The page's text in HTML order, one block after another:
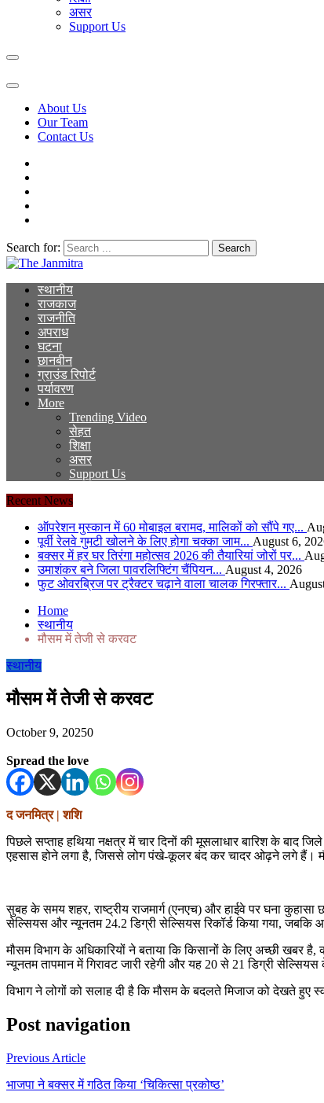
असर
Support Us
About Us
Our Team
Contact Us
Search for:
The Janmitra
The Janmitra
स्थानीय
राजकाज
राजनीति
अपराध
घटना
छानबीन
ग्राउंड रिपोर्ट
पर्यावरण
More
Trending Video
सेहत
शिक्षा
असर
Support Us
Recent News
ऑपरेशन मुस्कान में 60 मोबाइल बरामद, मालिकों को सौंपे गए...
पूर्वी रेलवे गुमटी खोलने के लिए होगा चक्का जाम... August 6,
बक्सर में हर घर तिरंगा महोत्सव 2026 की तैयारियां जोरों पर...
उमाशंकर बने जिला पावरलिफ्टिंग चैंपियन... August 4, 2026
फुट ओवरब्रिज पर ट्रैक्टर चढ़ाने वाला चालक गिरफ्तार...
Home
स्थानीय
मौसम में तेजी से करवट
स्थानीय
मौसम में तेजी से करवट
October 9, 20250
Spread the love
द जनमित्र | शशि
पिछले सप्ताह हथिया नक्षत्र में चार दिनों की मूसलाधार बारिश के बाद
एहसास होने लगा है, जिससे लोग पंखे-कूलर बंद कर चादर ओढ़ने लगे हैं।
सुबह के समय शहर, राष्ट्रीय राजमार्ग (एनएच) और हाईवे पर घना
सेल्सियस और न्यूनतम 24.2 डिग्री सेल्सियस रिकॉर्ड किया गया, जबकि
मौसम विभाग के अधिकारियों ने बताया कि किसानों के लिए अच्छी खबर
न्यूनतम तापमान में गिरावट जारी रहेगी और यह 20 से 21 डिग्री
विभाग ने लोगों को सलाह दी है कि मौसम के बदलते मिजाज को देखते हुए
Post navigation
Previous Article
भाजपा ने बक्सर में गठित किया ‘चिकित्सा प्रकोष्ठ’